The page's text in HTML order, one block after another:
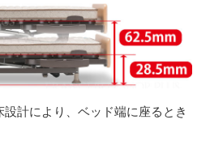
計により、ベッド端に座るとき